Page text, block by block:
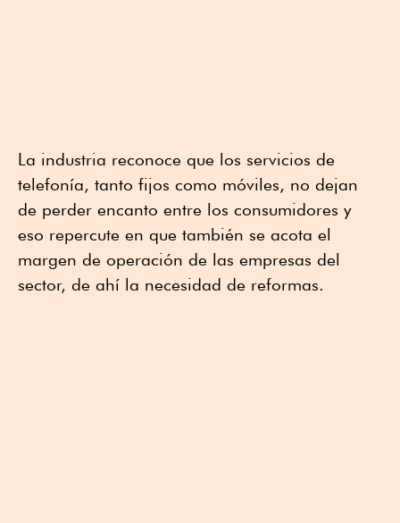
La industria reconoce que los servicios de
telefonía, tanto fijos como móviles, no dejan
de perder encanto entre los consumidores y
eso repercute en que también se acota el
margen de operación de las empresas del
sector, de ahí la necesidad de reformas.